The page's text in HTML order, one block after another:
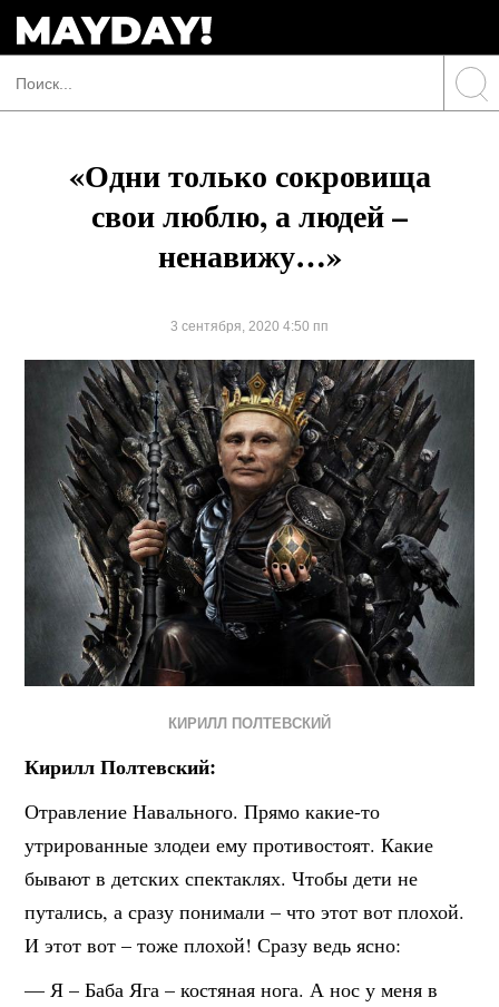
«Одни только сокровища
свои люблю, а людей –
ненавижу…»
3 сентября, 2020 4:50 пп
КИРИЛЛ ПОЛТЕВСКИЙ
Кирилл Полтевский:
Отравление Навального. Прямо какие-то
утрированные злодеи ему противостоят. Какие
бывают в детских спектаклях. Чтобы дети не
путались, а сразу понимали – что этот вот плохой.
И этот вот – тоже плохой! Сразу ведь ясно:
— Я – Баба Яга – костяная нога. А нос у меня в